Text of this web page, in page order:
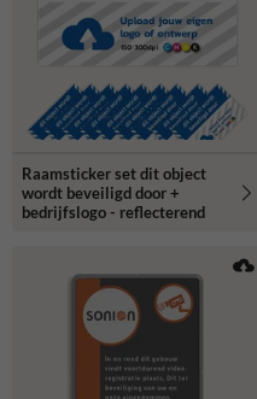
Raamsticker set dit object
wordt beveiligd door +
bedrijfslogo - reflecterend